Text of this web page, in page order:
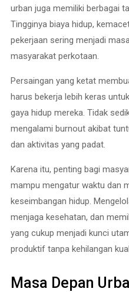
urban juga memiliki berbagai
Tingginya biaya hidup,
pekerjaan sering menjadi
masyarakat perkotaan.
Persaingan yang ketat
harus bekerja lebih keras
gaya hidup mereka. Tidak
mengalami burnout akibat
dan aktivitas yang padat.
Karena itu, penting bagi
mampu mengatur waktu dan
keseimbangan hidup.
menjaga kesehatan, dan
yang cukup menjadi kunci
produktif tanpa kehilangan
Masa Depan